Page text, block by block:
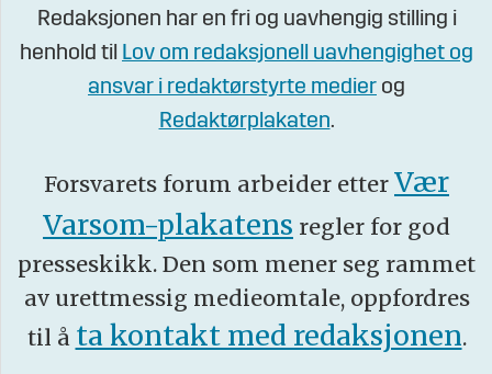
Redaksjonen har en fri og uavhengig stilling i
henhold til Lov om redaksjonell uavhengighet og
ansvar i redaktørstyrte medier og
Redaktørplakaten.
Forsvarets forum arbeider etter Vær
Varsom-plakatens regler for god
presseskikk. Den som mener seg rammet
av urettmessig medieomtale, oppfordres
til å ta kontakt med redaksjonen.